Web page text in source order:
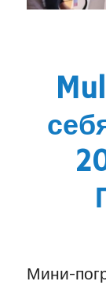
Мини-